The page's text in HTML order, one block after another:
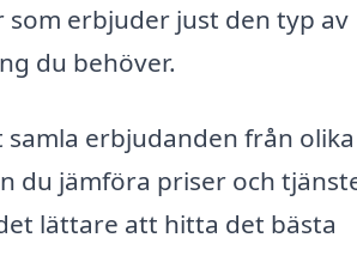
erbjuder just den typ av
du behöver.
samla erbjudanden från olika
du jämföra priser och
lättare att hitta det bästa